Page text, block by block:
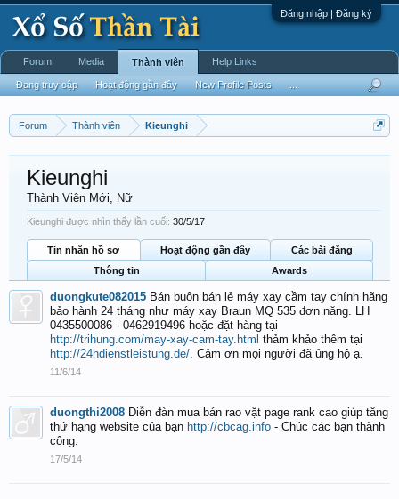
Đăng nhập | Đăng ký
Forum Thành viên Kieunghi
Kieunghi
Thành Viên Mới, Nữ
Kieunghi được nhìn thấy lần cuối: 30/5/17
Tin nhắn hồ sơ Hoạt động gần đây
Các bài đăng
Thông tin
Awards
duongkute082015 Bán buôn bán lẻ máy xay cầm tay chính hãng
bảo hành 24 tháng như máy xay Braun MQ 535 đơn năng. LH
0435500086 - 0462919496 hoặc đặt hàng tại
http://trihung.com/may-xay-cam-tay.html thảm khảo thêm tại
http://24hdienstleistung.de/. Cảm ơn mọi người đã ủng hộ ạ.
11/6/14
duongthi2008 Diễn đàn mua bán rao vặt page rank cao giúp tăng
thứ hạng website của bạn http://cbcag.info - Chúc các bạn thành
công.
17/5/14
Forum Media Thành viên
Đang truy cập Hoạt động gần đây New Profile Posts
Help Links